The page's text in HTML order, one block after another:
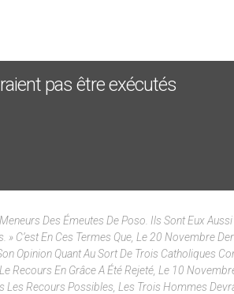
pas être exécutés
Des Émeutes De Poso. Ils Sont Eux
» C’est En Ces Termes Que, Le 20 Novembre
Opinion Quant Au Sort De Trois Catholiques
Recours En Grâce A Été Rejeté, Le 10
Les Recours Possibles, Les Trois Hommes